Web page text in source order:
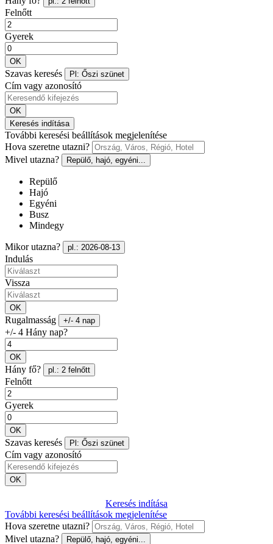
Felnőtt
Gyerek
OK
Szavas keresés Pl: Őszi szünet
Cím vagy azonosító
OK
Keresés indítása
További keresési beállítások megjelenítése
Hova szeretne utazni?
Mivel utazna?
Repülő, hajó, egyéni...
Repülő
Hajó
Egyéni
Busz
Mindegy
Mikor utazna? pl.: 2026-08-13
Indulás
Vissza
OK
Rugalmasság +/- 4 nap
+/- 4 Hány nap?
OK
Hány fő? pl.: 2 felnőtt
Felnőtt
Gyerek
OK
Szavas keresés Pl: Őszi szünet
Cím vagy azonosító
OK
Keresés indítása
További keresési beállítások megjelenítése
Hova szeretne utazni?
Mivel utazna?
Repülő, hajó, egyéni...